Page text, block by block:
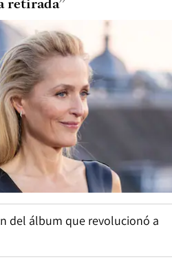
retirada”
del álbum que revolucionó a